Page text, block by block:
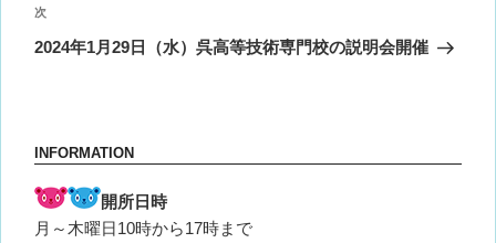
ゲ
ー
次
の
次
2024年1月29日（水）呉高等技術専門校の説明会開催
INFORMATION
開所日時
月～木曜日10時から17時まで